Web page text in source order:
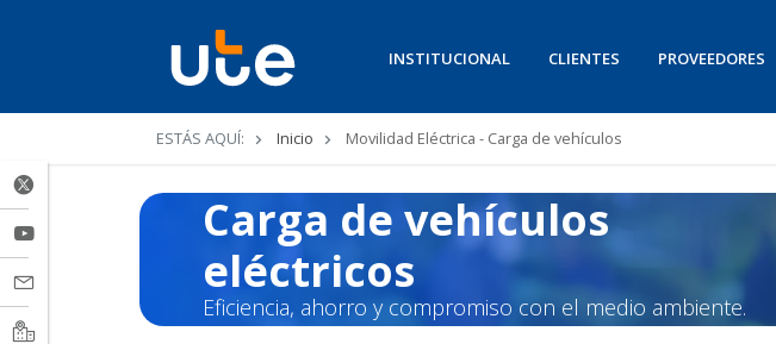
INSTITUCIONAL CLIENTES PROVEEDORES
Ruta
de
navegación
ESTÁS AQUÍ: Inicio Movilidad Eléctrica - Carga de vehículos
Carga de vehículos
eléctricos
Eficiencia, ahorro y compromiso con el medio ambiente.